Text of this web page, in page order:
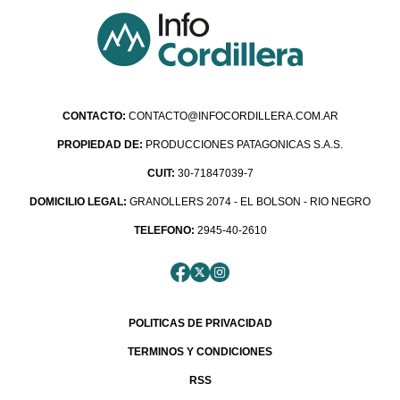
CONTACTO: CONTACTO@INFOCORDILLERA.COM.AR
PROPIEDAD DE: PRODUCCIONES PATAGONICAS S.A.S.
CUIT: 30-71847039-7
DOMICILIO LEGAL: GRANOLLERS 2074 - EL BOLSON - RIO NEGRO
TELEFONO: 2945-40-2610
POLITICAS DE PRIVACIDAD
TERMINOS Y CONDICIONES
RSS